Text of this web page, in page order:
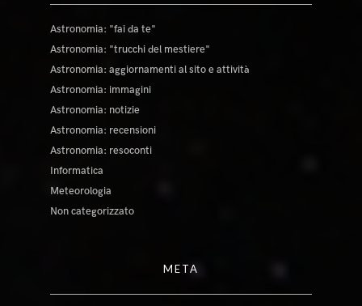
Astronomia: "fai da te"
Astronomia: "trucchi del mestiere"
Astronomia: aggiornamenti al sito e attività
Astronomia: immagini
Astronomia: notizie
Astronomia: recensioni
Astronomia: resoconti
Informatica
Meteorologia
Non categorizzato
META